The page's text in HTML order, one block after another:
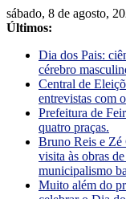
sábado, 8 de agosto,
Últimos:
Dia dos Pais:
cérebro
Central de
entrevistas com
Prefeitura de
quatro praças.
Bruno Reis e Zé
visita às obras
municipalismo
Muito além do